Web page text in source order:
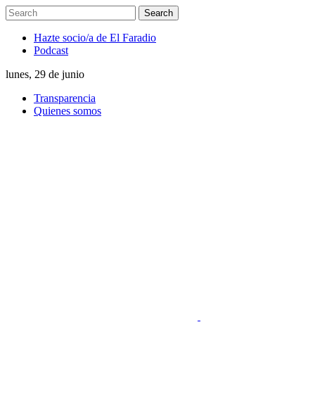
Hazte socio/a de El Faradio
Podcast
lunes, 29 de junio
Transparencia
Quienes somos